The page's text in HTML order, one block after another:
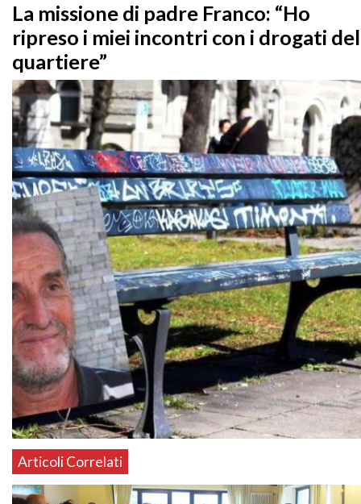
La missione di padre Franco: “Ho
ripreso i miei incontri con i drogati del
quartiere”
Articoli Correlati